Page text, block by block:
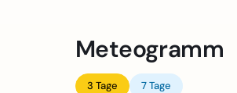
Meteogramm
3 Tage 7 Tage